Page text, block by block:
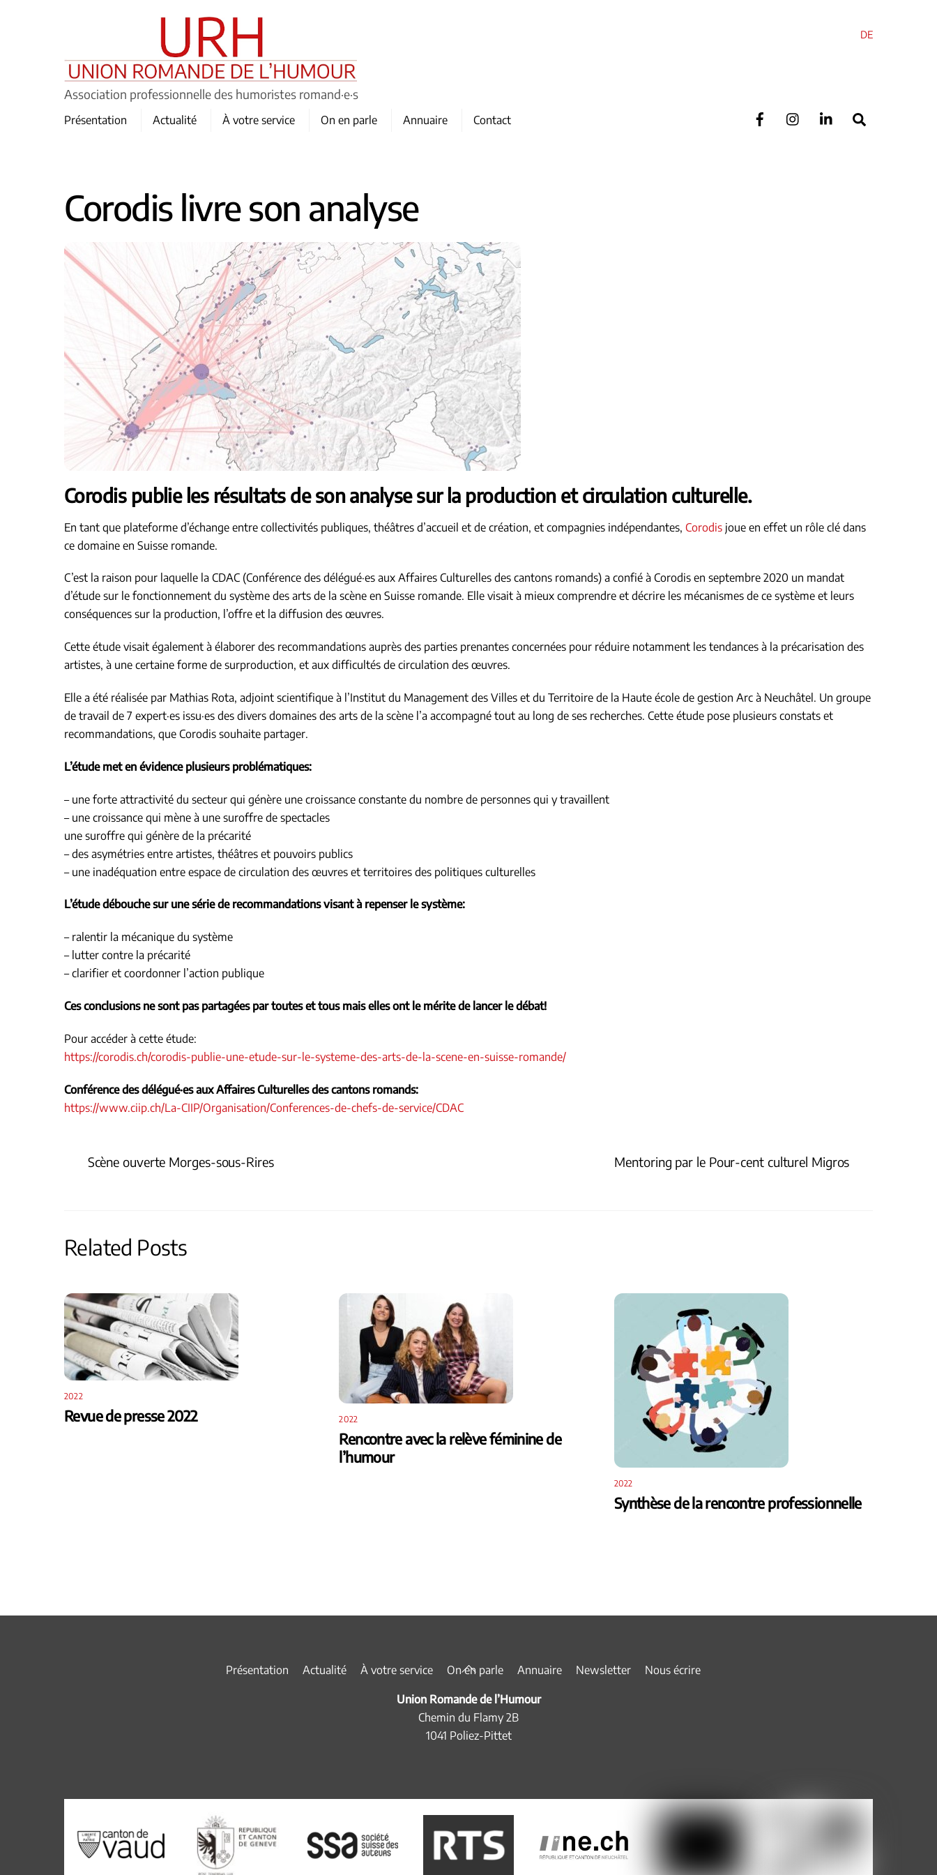
Association professionnelle des humoristes romand·e·s
Présentation Actualité À votre service On en parle Annuaire Contact
DE
Corodis livre son analyse
Corodis publie les résultats de son analyse sur la production et circulation culturelle.
En tant que plateforme d’échange entre collectivités publiques, théâtres d’accueil et de création, et compagnies indépendantes, Corodis joue en effet un rôle clé dans
ce domaine en Suisse romande.
C’est la raison pour laquelle la CDAC (Conférence des délégué·es aux Affaires Culturelles des cantons romands) a confié à Corodis en septembre 2020 un mandat
d’étude sur le fonctionnement du système des arts de la scène en Suisse romande. Elle visait à mieux comprendre et décrire les mécanismes de ce système et leurs
conséquences sur la production, l’offre et la diffusion des œuvres.
Cette étude visait également à élaborer des recommandations auprès des parties prenantes concernées pour réduire notamment les tendances à la précarisation des
artistes, à une certaine forme de surproduction, et aux difficultés de circulation des œuvres.
Elle a été réalisée par Mathias Rota, adjoint scientifique à l’Institut du Management des Villes et du Territoire de la Haute école de gestion Arc à Neuchâtel. Un groupe
de travail de 7 expert·es issu·es des divers domaines des arts de la scène l’a accompagné tout au long de ses recherches. Cette étude pose plusieurs constats et
recommandations, que Corodis souhaite partager.
L’étude met en évidence plusieurs problématiques:
– une forte attractivité du secteur qui génère une croissance constante du nombre de personnes qui y travaillent
– une croissance qui mène à une suroffre de spectacles
une suroffre qui génère de la précarité
– des asymétries entre artistes, théâtres et pouvoirs publics
– une inadéquation entre espace de circulation des œuvres et territoires des politiques culturelles
L’étude débouche sur une série de recommandations visant à repenser le système:
– ralentir la mécanique du système
– lutter contre la précarité
– clarifier et coordonner l’action publique
Ces conclusions ne sont pas partagées par toutes et tous mais elles ont le mérite de lancer le débat!
Pour accéder à cette étude:
https://corodis.ch/corodis-publie-une-etude-sur-le-systeme-des-arts-de-la-scene-en-suisse-romande/
Conférence des délégué·es aux Affaires Culturelles des cantons romands:
https://www.ciip.ch/La-CIIP/Organisation/Conferences-de-chefs-de-service/CDAC
Scène ouverte Morges-sous-Rires Mentoring par le Pour-cent culturel Migros
Related Posts
2022
Revue de presse 2022 2022
Rencontre avec la relève féminine de
l’humour
2022
Synthèse de la rencontre professionnelle
Back
Top
Présentation Actualité À votre service On en parle Annuaire Newsletter Nous écrire
Union Romande de l’Humour
Chemin du Flamy 2B
1041 Poliez-Pittet